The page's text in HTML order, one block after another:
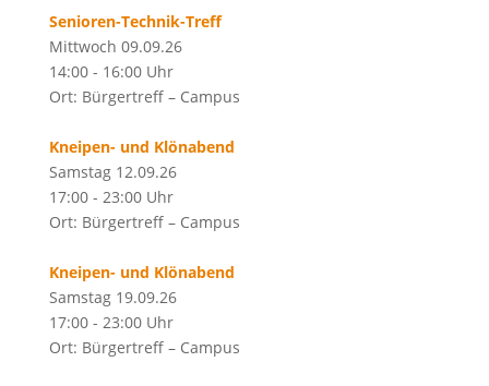
Senioren-Technik-Treff
Mittwoch 09.09.26
14:00 - 16:00 Uhr
Ort: Bürgertreff – Campus
Kneipen- und Klönabend
Samstag 12.09.26
17:00 - 23:00 Uhr
Ort: Bürgertreff – Campus
Kneipen- und Klönabend
Samstag 19.09.26
17:00 - 23:00 Uhr
Ort: Bürgertreff – Campus